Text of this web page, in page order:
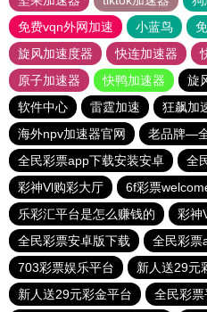
免费vqn外网加速
小蓝鸟
旋风加速度器
快连加速器
原子加速器
快鸭加速器 旋
软件中心
雷霆加速 狂飙加
海外npv加速器官网
老品牌—
全民彩票app下载安装安卓
全
彩神Vl购彩大厅
6f彩票
乐彩汇平台是怎么赚钱的
彩神
全民彩票安卓版下载
全民彩票
703彩票娱乐平台
新人送29元
新人送29元彩金平台
全民彩